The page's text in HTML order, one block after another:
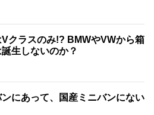
Vクラスのみ!? BMWやVWから箱
生しないのか？
にあって、国産ミニバンにない